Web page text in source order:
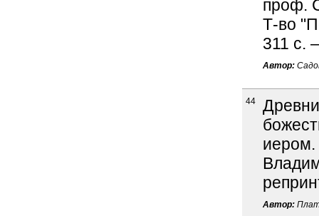
проф.
Т-во
311 с.
Автор:
44
иером.
Автор: